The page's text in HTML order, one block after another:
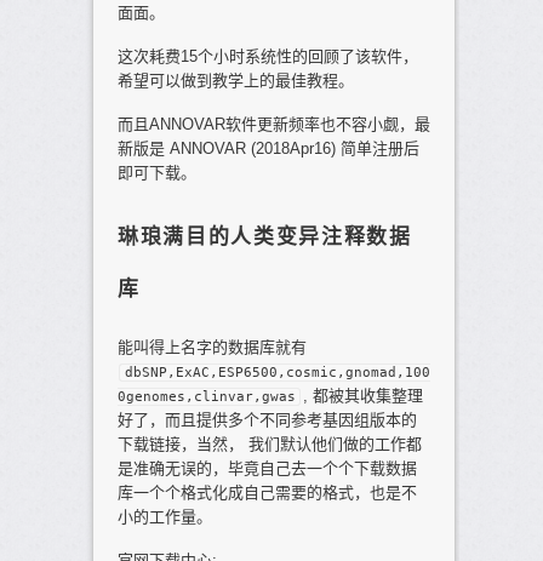
面面。
这次耗费15个小时系统性的回顾了该软件，
希望可以做到教学上的最佳教程。
而且ANNOVAR软件更新频率也不容小觑，最
新版是 ANNOVAR (2018Apr16) 简单注册后
即可下载。
琳琅满目的人类变异注释数据
库
能叫得上名字的数据库就有
dbSNP,ExAC,ESP6500,cosmic,gnomad,100
0genomes,clinvar,gwas
, 都被其收集整理
好了，而且提供多个不同参考基因组版本的
下载链接，当然， 我们默认他们做的工作都
是准确无误的，毕竟自己去一个个下载数据
库一个个格式化成自己需要的格式，也是不
小的工作量。